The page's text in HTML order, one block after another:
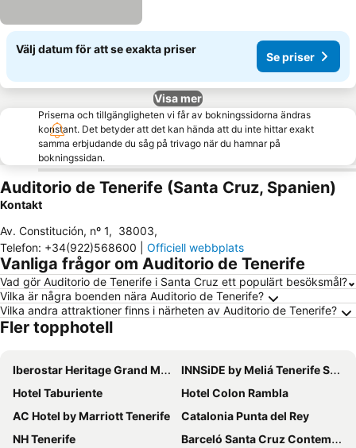
Välj datum för att se exakta priser
Se priser
Visa mer
Priserna och tillgängligheten vi får av bokningssidorna ändras
konstant. Det betyder att det kan hända att du inte hittar exakt
samma erbjudande du såg på trivago när du hamnar på
bokningssidan.
Auditorio de Tenerife (Santa Cruz, Spanien)
Kontakt
Av. Constitución, nº 1, 38003,
Telefon: +34(922)568600 Officiell webbplats
Vanliga frågor om Auditorio de Tenerife
Vad gör Auditorio de Tenerife i Santa Cruz ett populärt besöksmål?
Vilka är några boenden nära Auditorio de Tenerife?
Vilka andra attraktioner finns i närheten av Auditorio de Tenerife?
Fler topphotell
Iberostar Heritage Grand Mencey
INNSiDE by Meliá Tenerife Santa Cruz
Hotel Taburiente
Hotel Colon Rambla
AC Hotel by Marriott Tenerife
Catalonia Punta del Rey
NH Tenerife
Barceló Santa Cruz Contemporáneo